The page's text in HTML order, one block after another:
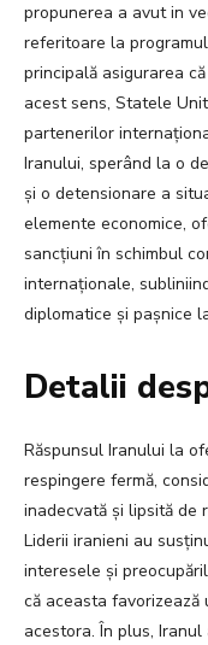
propunerea a avut in
referitoare la
principală asigurarea
acest sens, Statele
partenerilor
Iranului, sperând la o
și o detensionare a
elemente economice,
sancțiuni în schimbul
internaționale,
diplomatice și pașnice
Detalii
Răspunsul Iranului la
respingere fermă,
inadecvată și lipsită de
Liderii iranieni au
interesele și
că aceasta
acestora. În plus,